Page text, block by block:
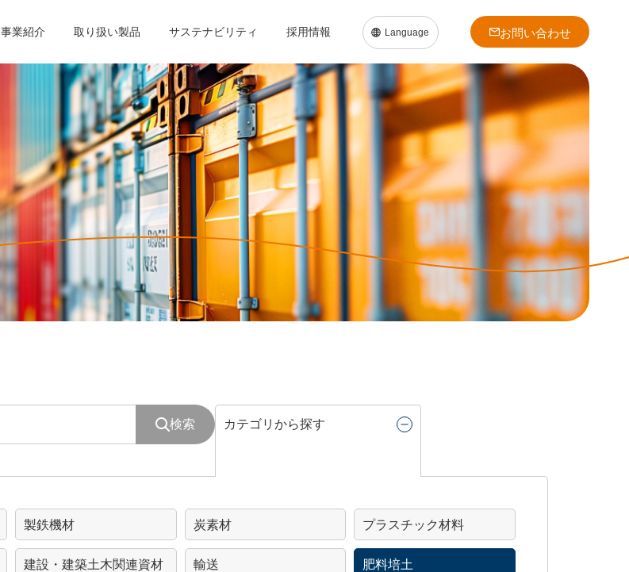
トップメッセージ 基本理念
組織図 グループ会社 事業拠点
コンプライアンスポリシー
事業紹介
製鉄関連セグメント 樹脂セグメント
取り扱い製品
製鉄関連セグメント 樹脂セグメント
サステナビリティ
CSR活動 環境マネジメント
採用情報
仕事内容を知る 働く人を知る
中途採用 採用に関するお問い合わせ
Language
中文簡体
中文繁体
お問い合わせ
検索 カテゴリから探す
製鉄機材 炭素材 プラスチック材料
建設・建築土木関連資材 輸送 肥料培土